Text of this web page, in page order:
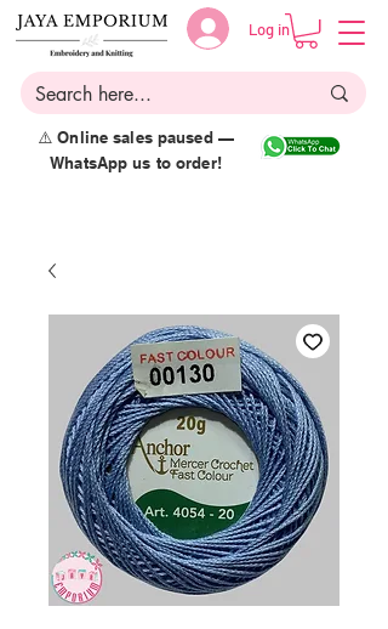
Log in
⚠️ Online sales paused —
WhatsApp us to order!